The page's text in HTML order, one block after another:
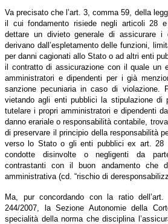
Va precisato che l’art. 3, comma 59, della
il cui fondamento risiede negli articoli 28
dettare un divieto generale di assicurare
derivano dall’espletamento delle funzioni,
per danni cagionati allo Stato o ad altri enti
il contratto di assicurazione con il quale un
amministratori e dipendenti per i già
sanzione pecuniaria in caso di violazione.
vietando agli enti pubblici la stipulazione di
tutelare i propri amministratori e dipendenti
danno erariale o responsabilità contabile,
di preservare il principio della responsabilità
verso lo Stato o gli enti pubblici ex art. 28
condotte disinvolte o negligenti da
contrastanti con il buon andamento che
amministrativa (cd. “rischio di
Ma, pur concordando con la ratio
244/2007, la Sezione Autonomie della
specialità della norma che disciplina